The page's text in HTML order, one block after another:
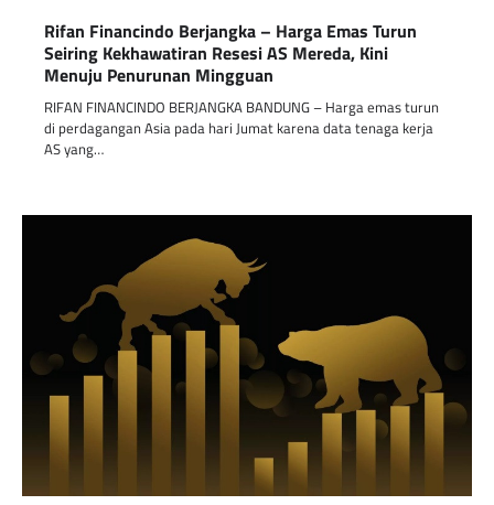
Rifan Financindo Berjangka – Harga Emas Turun
Seiring Kekhawatiran Resesi AS Mereda, Kini
Menuju Penurunan Mingguan
RIFAN FINANCINDO BERJANGKA BANDUNG – Harga emas turun
di perdagangan Asia pada hari Jumat karena data tenaga kerja
AS yang…